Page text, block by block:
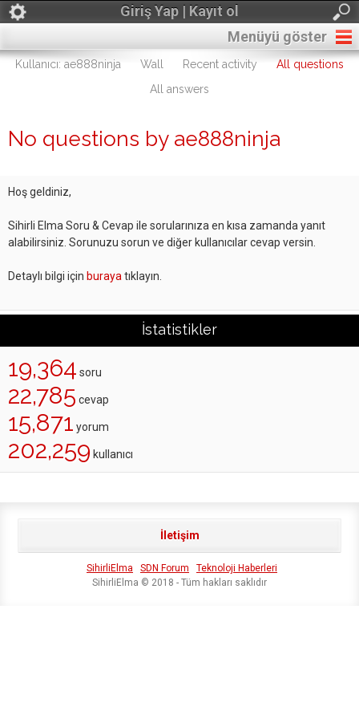
Giriş Yap | Kayıt ol
Menüyü göster
Kullanıcı: ae888ninja Wall Recent activity
All questions
All answers
No questions by ae888ninja
Hoş geldiniz,
Sihirli Elma Soru & Cevap ile sorularınıza en kısa zamanda yanıt
alabilirsiniz. Sorunuzu sorun ve diğer kullanıcılar cevap versin.
Detaylı bilgi için buraya tıklayın.
İstatistikler
19,364 soru
22,785 cevap
15,871 yorum
202,259 kullanıcı
İletişim
SihirliElma SDN Forum
Teknoloji Haberleri
SihirliElma © 2018 - Tüm hakları saklıdır